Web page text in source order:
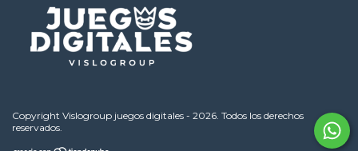
Copyright Vislogroup juegos digitales - 2026. Todos los derechos
reservados.